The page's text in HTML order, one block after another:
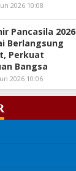
2026 10:08
Pancasila 2026
Berlangsung
Perkuat
Bangsa
2026 10:06